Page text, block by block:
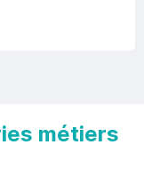
métiers